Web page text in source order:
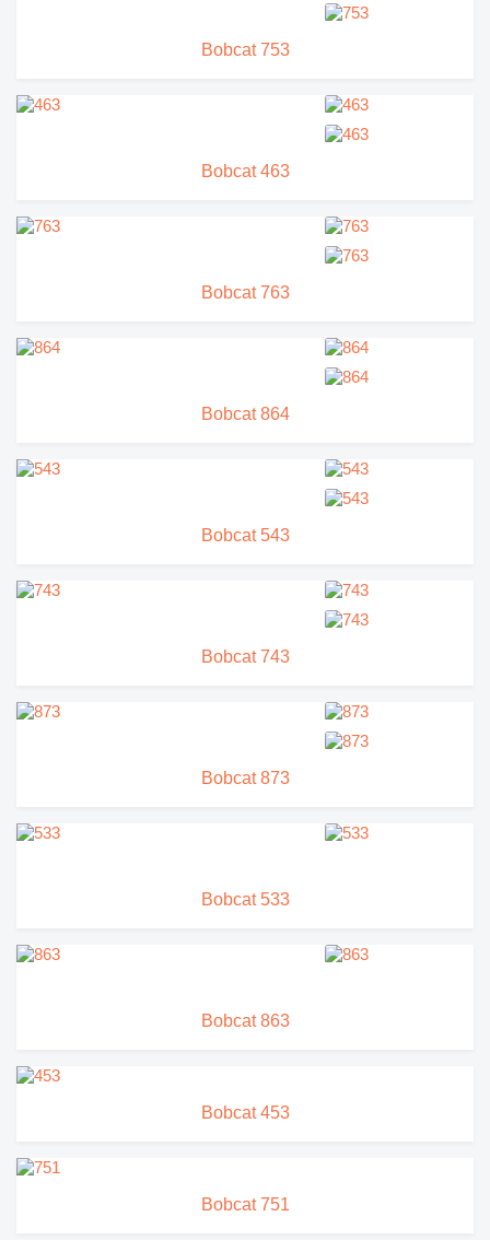
Bobcat 753
Bobcat 463
Bobcat 763
Bobcat 864
Bobcat 543
Bobcat 743
Bobcat 873
Bobcat 533
Bobcat 863
Bobcat 453
Bobcat 751